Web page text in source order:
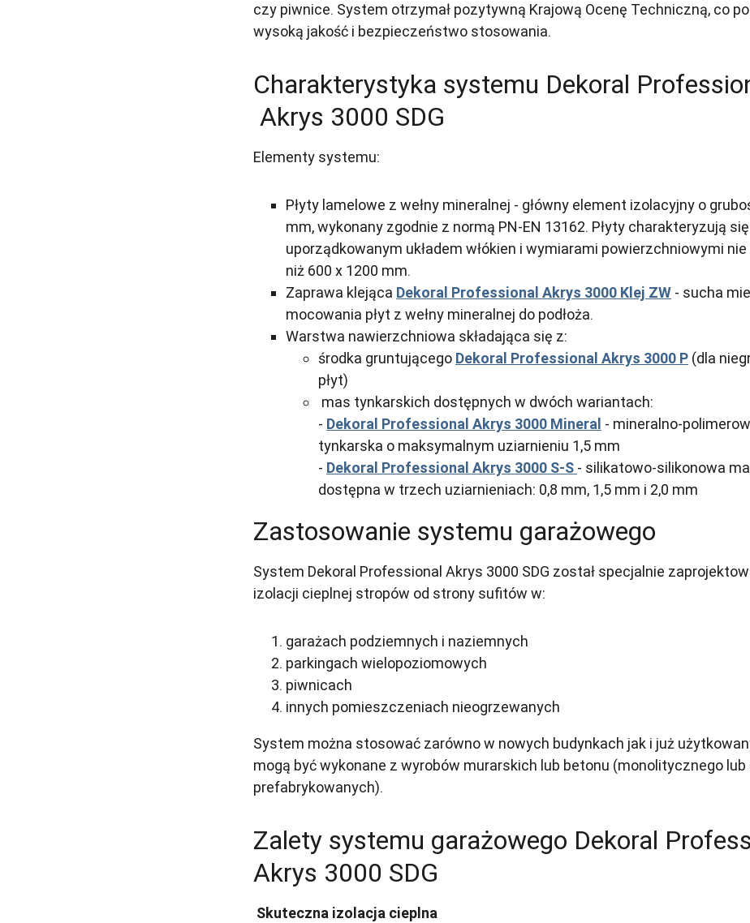
czy piwnice. System otrzymał pozytywną Krajową Ocenę Techniczną, co
wysoką jakość i bezpieczeństwo stosowania.
Charakterystyka systemu Dekoral
Akrys 3000 SDG
Elementy systemu:
Płyty lamelowe z wełny mineralnej - główny element izolacyjny o
mm, wykonany zgodnie z normą PN-EN 13162. Płyty charakteryzują się
uporządkowanym układem włókien i wymiarami powierzchniowymi
niż 600 x 1200 mm.
Zaprawa klejąca Dekoral Professional Akrys 3000 Klej ZW - sucha
mocowania płyt z wełny mineralnej do podłoża.
Warstwa nawierzchniowa składająca się z:
środka gruntującego Dekoral Professional Akrys 3000 P (dla
płyt)
mas tynkarskich dostępnych w dwóch wariantach:
- Dekoral Professional Akrys 3000 Mineral - mineralno-
tynkarska o maksymalnym uziarnieniu 1,5 mm
- Dekoral Professional Akrys 3000 S-S - silikatowo-silikonowa
dostępna w trzech uziarnieniach: 0,8 mm, 1,5 mm i 2,0 mm
Zastosowanie systemu garażowego
System Dekoral Professional Akrys 3000 SDG został specjalnie
izolacji cieplnej stropów od strony sufitów w:
garażach podziemnych i naziemnych
parkingach wielopoziomowych
piwnicach
innych pomieszczeniach nieogrzewanych
System można stosować zarówno w nowych budynkach jak i już
mogą być wykonane z wyrobów murarskich lub betonu (monolitycznego
prefabrykowanych).
Zalety systemu garażowego Dekoral
Akrys 3000 SDG
Skuteczna izolacja cieplna